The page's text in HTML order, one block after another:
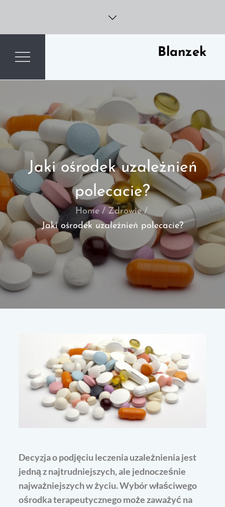
content
Blanzek
Jaki ośrodek uzależnień
polecacie?
Home
Zdrowie
Jaki ośrodek uzależnień polecacie?
Decyzja o podjęciu leczenia uzależnienia jest
jedną z najtrudniejszych, ale jednocześnie
najważniejszych w życiu. Wybór właściwego
ośrodka terapeutycznego może zaważyć na